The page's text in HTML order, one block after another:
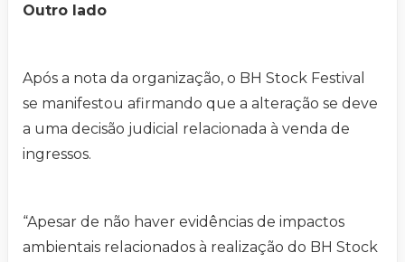
Outro lado
Após a nota da organização, o BH Stock Festival
se manifestou afirmando que a alteração se deve
a uma decisão judicial relacionada à venda de
ingressos.
“Apesar de não haver evidências de impactos
ambientais relacionados à realização do BH Stock